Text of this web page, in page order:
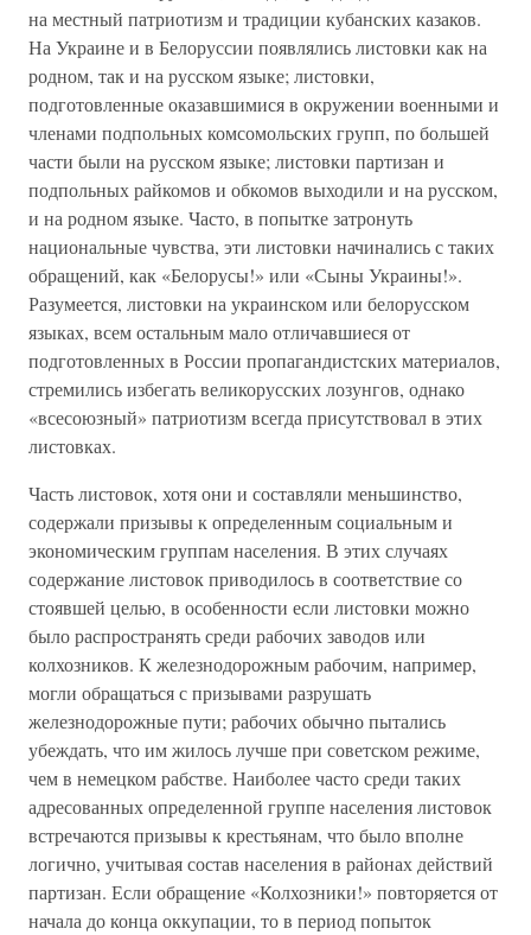
на местный патриотизм и традиции кубанских казаков.
На Украине и в Белоруссии появлялись листовки как на
родном, так и на русском языке; листовки,
подготовленные оказавшимися в окружении военными и
членами подпольных комсомольских групп, по большей
части были на русском языке; листовки партизан и
подпольных райкомов и обкомов выходили и на русском,
и на родном языке. Часто, в попытке затронуть
национальные чувства, эти листовки начинались с таких
обращений, как «Белорусы!» или «Сыны Украины!».
Разумеется, листовки на украинском или белорусском
языках, всем остальным мало отличавшиеся от
подготовленных в России пропагандистских материалов,
стремились избегать великорусских лозунгов, однако
«всесоюзный» патриотизм всегда присутствовал в этих
листовках.
Часть листовок, хотя они и составляли меньшинство,
содержали призывы к определенным социальным и
экономическим группам населения. В этих случаях
содержание листовок приводилось в соответствие со
стоявшей целью, в особенности если листовки можно
было распространять среди рабочих заводов или
колхозников. К железнодорожным рабочим, например,
могли обращаться с призывами разрушать
железнодорожные пути; рабочих обычно пытались
убеждать, что им жилось лучше при советском режиме,
чем в немецком рабстве. Наиболее часто среди таких
адресованных определенной группе населения листовок
встречаются призывы к крестьянам, что было вполне
логично, учитывая состав населения в районах действий
партизан. Если обращение «Колхозники!» повторяется от
начала до конца оккупации, то в период попыток